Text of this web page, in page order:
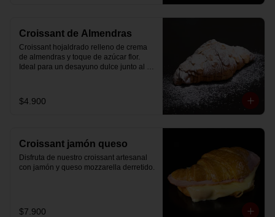
Croissant de Almendras
Croissant hojaldrado relleno de crema
de almendras y toque de azúcar flor.
Ideal para un desayuno dulce junto al
$4.900
Croissant jamón queso
Disfruta de nuestro croissant artesanal
con jamón y queso mozzarella derretido.
$7.900